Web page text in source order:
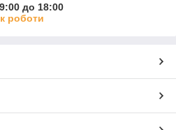
до 18:00
роботи